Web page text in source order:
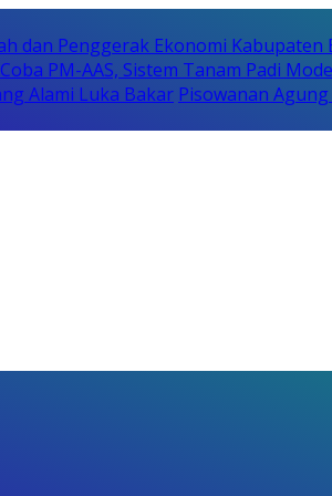
dan Penggerak Ekonomi Kabupaten
PM-AAS, Sistem Tanam Padi
Alami Luka Bakar Pisowanan